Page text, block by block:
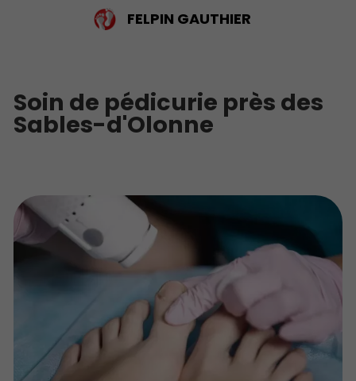
FELPIN GAUTHIER
Soin de pédicurie près des
Sables-d'Olonne